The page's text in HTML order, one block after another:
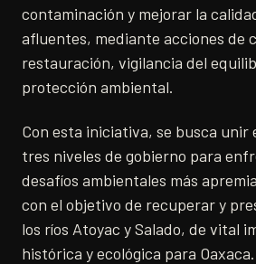
contaminación y mejorar la
afluentes, mediante acciones de
restauración, vigilancia del
protección ambiental.
Con esta iniciativa, se busca unir
tres niveles de gobierno para
desafíos ambientales más
con el objetivo de recuperar y
los ríos Atoyac y Salado, de vital
histórica y ecológica para Oaxaca.